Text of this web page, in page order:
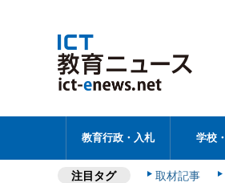
教育行政・入札 学校
注目タグ 取材記事